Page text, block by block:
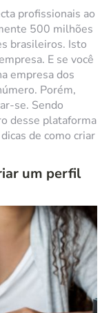
profissionais ao
500 milhões
brasileiros. Isto
E se você
empresa dos
Porém,
se. Sendo
desse plataforma
de como criar
um perfil